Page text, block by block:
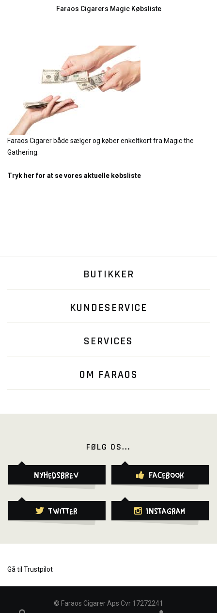
Faraos Cigarers Magic Købsliste
Faraos Cigarer både sælger og køber enkeltkort fra Magic the
Gathering.
Tryk her for at se vores aktuelle købsliste
BUTIKKER
KUNDESERVICE
SERVICES
OM FARAOS
FØLG OS...
Nyhedsbrev Facebook
Twitter Instagram
Gå til Trustpilot
© Faraos Cigarer Aps Cvr 17272241